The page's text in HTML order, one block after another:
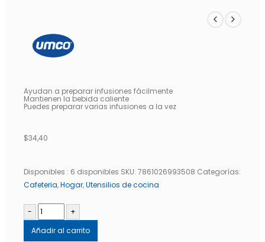
Ayudan a preparar infusiones fácilmente
Mantienen la bebida caliente
Puedes preparar varias infusiones a la vez
$34,40
Disponibles : 6 disponibles SKU: 7861026993508 Categorías:
Cafeteria,Hogar,Utensilios de cocina
-
+
Añadir al carrito